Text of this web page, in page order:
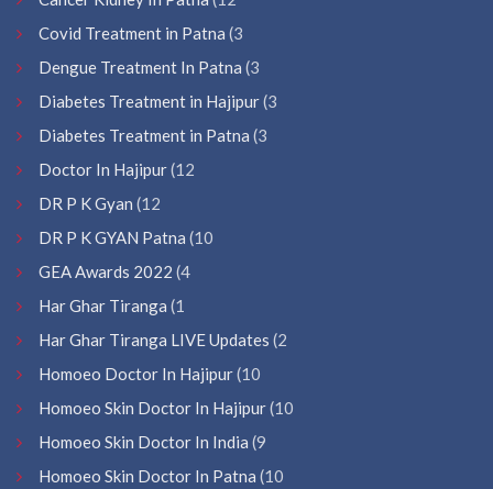
Covid Treatment in Patna (3
Dengue Treatment In Patna (3
Diabetes Treatment in Hajipur(3
Diabetes Treatment in Patna (3
Doctor In Hajipur(12
DR P K Gyan (12
DR P K GYAN Patna (10
GEA Awards 2022 (4
Har Ghar Tiranga (1
Har Ghar Tiranga LIVE Updates (2
Homoeo Doctor In Hajipur(10
Homoeo Skin Doctor In Hajipur(10
Homoeo Skin Doctor In India (9
Homoeo Skin Doctor In Patna (10